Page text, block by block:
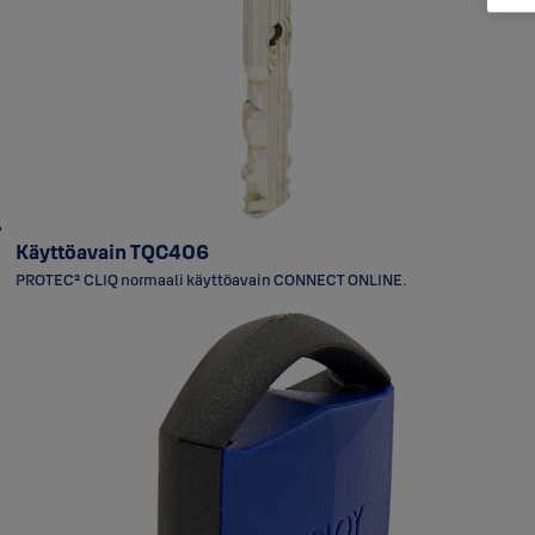
Käyttöavain TQC406
PROTEC² CLIQ normaali käyttöavain CONNECT ONLINE.